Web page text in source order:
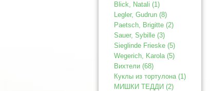
Blick, Natali (1)
Legler, Gudrun (8)
Paetsch, Brigitte (2)
Sauer, Sybille (3)
Sieglinde Frieske (5)
Wegerich, Karola (5)
Вихтели (68)
Куклы из тортулона (1)
МИШКИ ТЕДДИ (2)